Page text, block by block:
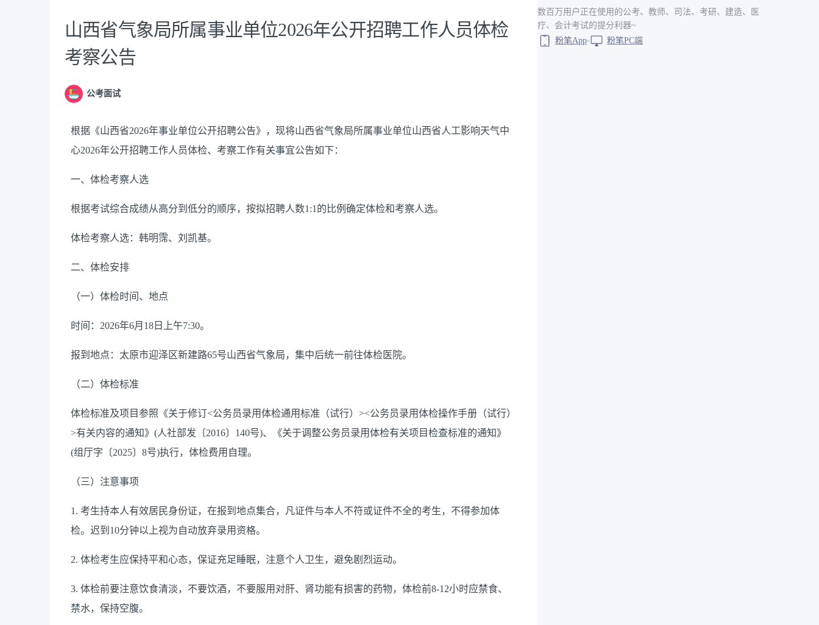
山西省气象局所属事业单位2026年公开招聘工作人员体检
考察公告
公考面试
根据《山西省2026年事业单位公开招聘公告》，现将山西省气象局所属事业单位山西省人工影响天气中
心2026年公开招聘工作人员体检、考察工作有关事宜公告如下：
一、体检考察人选
根据考试综合成绩从高分到低分的顺序，按拟招聘人数1:1的比例确定体检和考察人选。
体检考察人选：韩明霈、刘凯基。
二、体检安排
（一）体检时间、地点
时间：2026年6月18日上午7:30。
报到地点：太原市迎泽区新建路65号山西省气象局，集中后统一前往体检医院。
（二）体检标准
体检标准及项目参照《关于修订<公务员录用体检通用标准（试行）><公务员录用体检操作手册（试行）
>有关内容的通知》(人社部发〔2016〕140号)、《关于调整公务员录用体检有关项目检查标准的通知》
(组厅字〔2025〕8号)执行，体检费用自理。
（三）注意事项
1. 考生持本人有效居民身份证，在报到地点集合，凡证件与本人不符或证件不全的考生，不得参加体
检。迟到10分钟以上视为自动放弃录用资格。
2. 体检考生应保持平和心态，保证充足睡眠，注意个人卫生，避免剧烈运动。
3. 体检前要注意饮食清淡，不要饮酒，不要服用对肝、肾功能有损害的药物，体检前8-12小时应禁食、
禁水，保持空腹。
数百万用户正在使用的公考、教师、司法、考研、建造、医
疗、会计考试的提分利器~
粉笔App
粉笔PC端